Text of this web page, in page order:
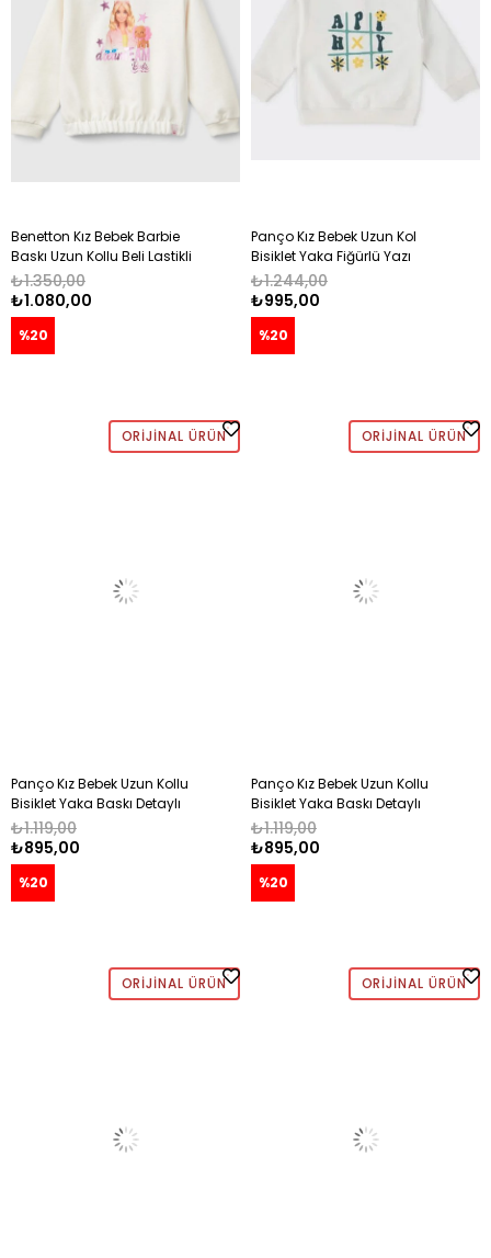
Benetton Kız Bebek Barbie
Baskı Uzun Kollu Beli Lastikli
Sweatshirt 1-6 Yaş EKRU
₺1.080,00
₺1.350,00
%20
Panço Kız Bebek Uzun Kol
Bisiklet Yaka Fiğürlü Yazı
Baskılı Sweatshirt 0-3 Yaş
EKRU
₺995,00
₺1.244,00
%20
ORIJINAL ÜRÜN
Panço Kız Bebek Uzun Kollu
Bisiklet Yaka Baskı Detaylı
Sweatshirt 0-3 Yaş SARI
₺895,00
₺1.119,00
%20
ORIJINAL ÜRÜN
Panço Kız Bebek Uzun Kollu
Bisiklet Yaka Baskı Detaylı
Sweatshirt 0-3 Yaş KİREMİT
₺895,00
₺1.119,00
%20
ORIJINAL ÜRÜN ORIJINAL ÜRÜN